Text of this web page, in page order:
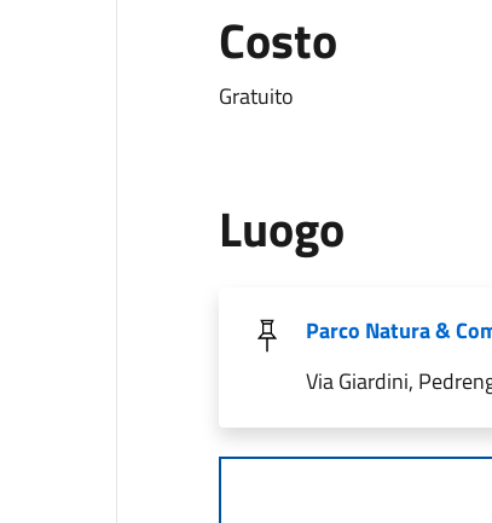
Costo
Gratuito
Luogo
Parco Natura &
Via Giardini,